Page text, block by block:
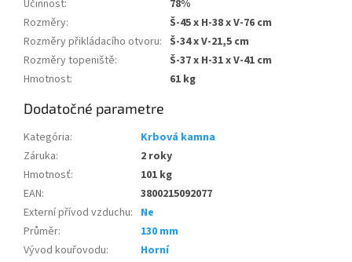
Účinnost:
78%
Rozměry:
Š-45 x H-38 x V-76 cm
Rozměry přikládacího otvoru: Š-34 x V-21,5 cm
Rozměry topeniště:
Š-37 x H-31 x V-41 cm
Hmotnost: 61 kg
Dodatočné parametre
Kategória:
Krbová kamna
Záruka:
2 roky
Hmotnosť:
101 kg
EAN:
3800215092077
Externí přívod vzduchu: Ne
Průměr:
130 mm
Vývod kouřovodu: Horní